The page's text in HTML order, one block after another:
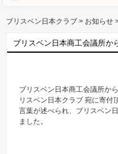
ブリスベン日本クラブ > お知らせ
ブリスベン日本商工会議所か
ブリスベン日本商工会議所か
リスベン日本クラブ 宛に寄付
言葉が述べられ、ブリスベン
ました。